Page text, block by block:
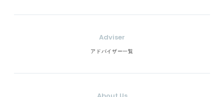
Adviser
アドバイザー一覧